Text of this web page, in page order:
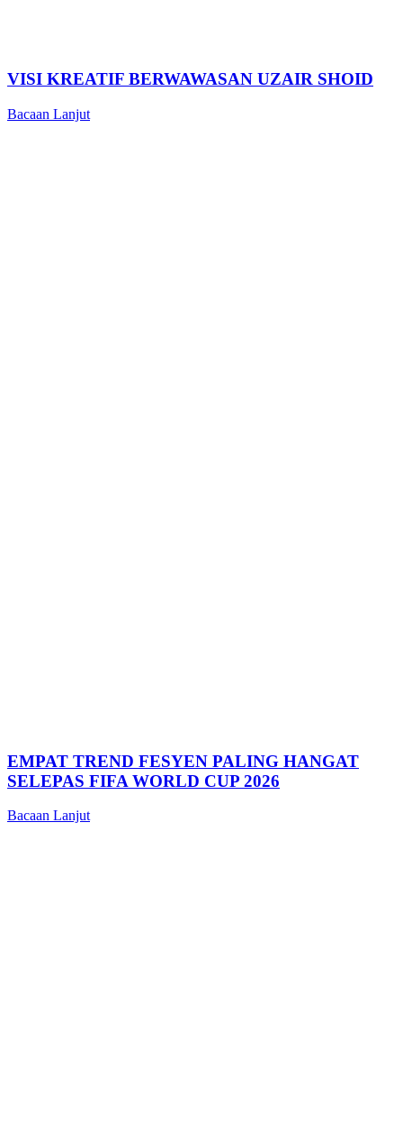
VISI KREATIF BERWAWASAN UZAIR SHOID
Bacaan Lanjut
EMPAT TREND FESYEN PALING HANGAT
SELEPAS FIFA WORLD CUP 2026
Bacaan Lanjut